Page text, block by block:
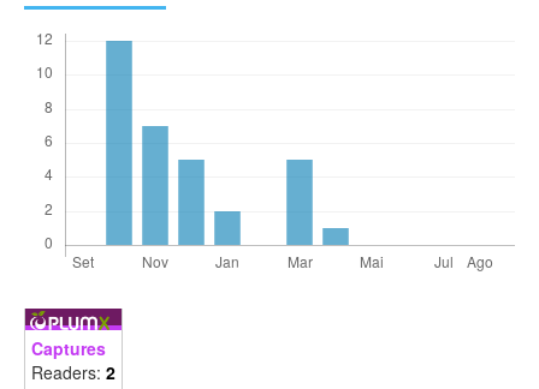
Captures
Readers: 2